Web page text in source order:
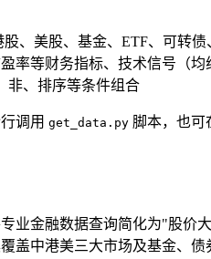
股、美股、基金、ETF、可转债
率等财务指标、技术信号（
非、排序等条件组合
调用 get_data.py 脚本，也可
专业金融数据查询简化为"股价
盖中港美三大市场及基金、